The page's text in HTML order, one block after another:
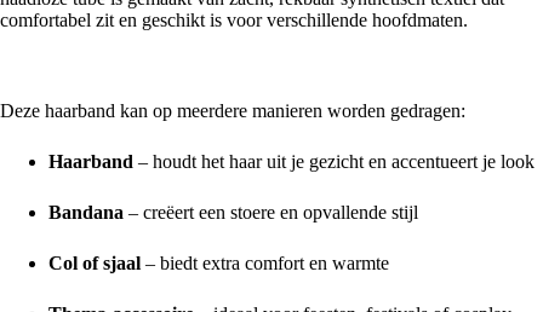
comfortabel zit en geschikt is voor verschillende hoofdmaten.
Deze haarband kan op meerdere manieren worden gedragen:
Haarband – houdt het haar uit je gezicht en accentueert je look
Bandana – creëert een stoere en opvallende stijl
Col of sjaal – biedt extra comfort en warmte